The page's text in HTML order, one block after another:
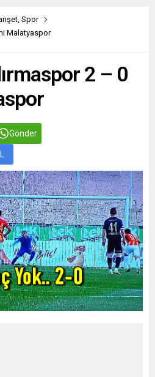
Spor
Malatyaspor
2 – 0
Gönder